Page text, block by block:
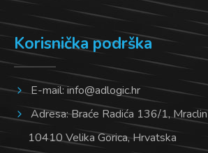
Korisnička podrška
E-mail:info@adlogic.hr
Adresa: Braće Radića 136/1, Mraclin
10410 Velika Gorica, Hrvatska